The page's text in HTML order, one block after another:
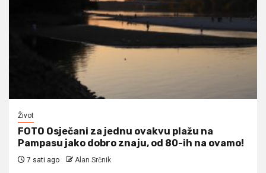
Život
FOTO Osječani za jednu ovakvu plažu na
Pampasu jako dobro znaju, od 80-ih na ovamo!
7 sati ago Alan Srčnik